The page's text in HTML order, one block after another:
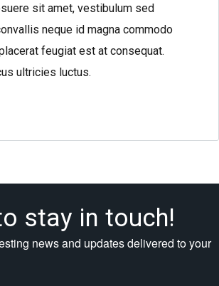
sit amet, vestibulum sed
neque id magna commodo
feugiat est at consequat.
ultricies luctus.
stay in touch!
news and updates delivered to your